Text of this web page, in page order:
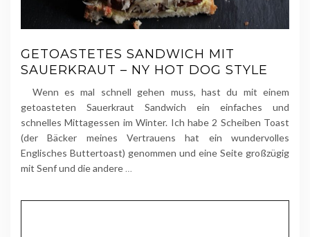
GETOASTETES SANDWICH MIT
SAUERKRAUT – NY HOT DOG STYLE
Wenn es mal schnell gehen muss, hast du mit einem
getoasteten Sauerkraut Sandwich ein einfaches und
schnelles Mittagessen im Winter. Ich habe 2 Scheiben Toast
(der Bäcker meines Vertrauens hat ein wundervolles
Englisches Buttertoast) genommen und eine Seite großzügig
mit Senf und die andere …